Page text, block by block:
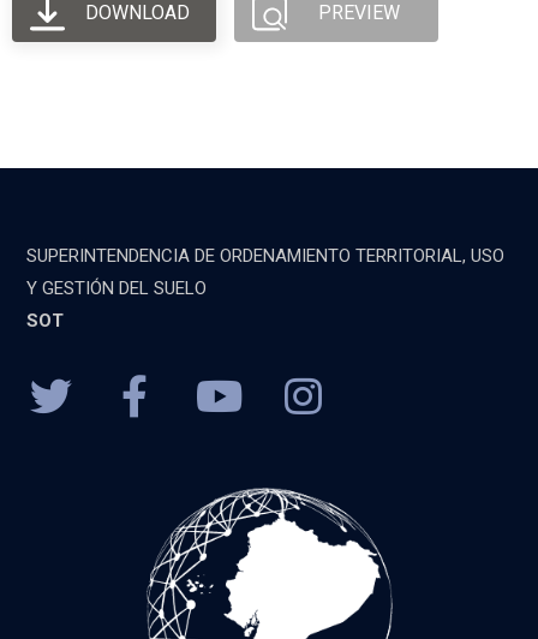
DOWNLOAD PREVIEW
SUPERINTENDENCIA DE ORDENAMIENTO TERRITORIAL, USO
Y GESTIÓN DEL SUELO
SOT